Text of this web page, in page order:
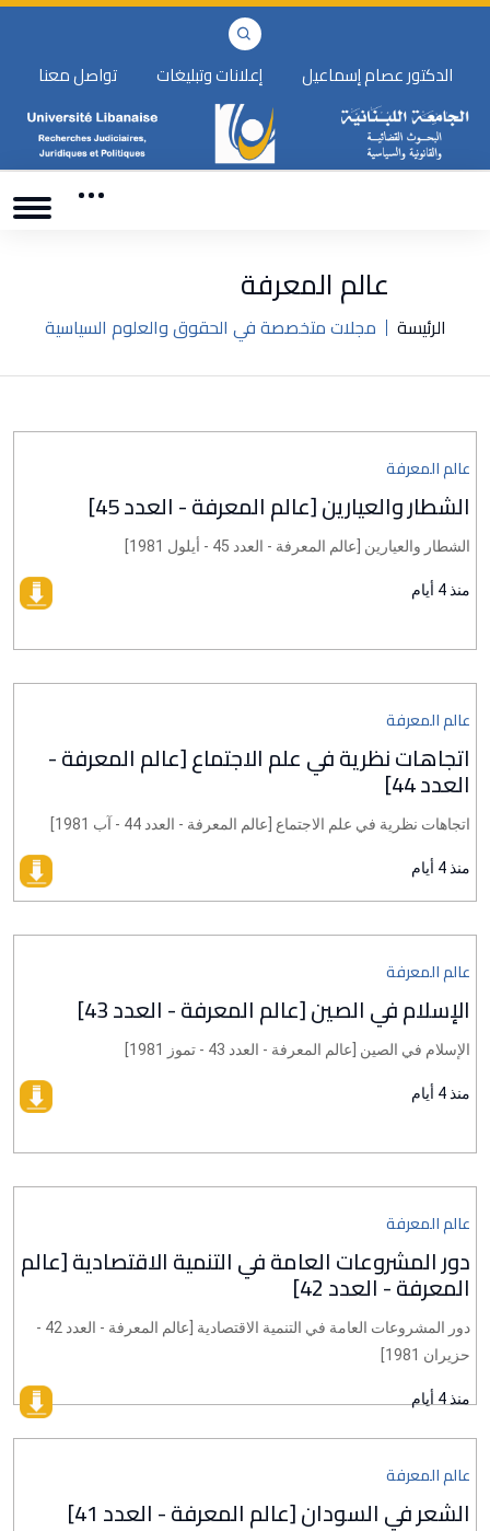
الدكتور عصام إسماعيل إعلانات وتبليغات تواصل معنا
عالم المعرفة
الرئيسة مجلات متخصصة في الحقوق والعلوم السياسية
عالم المعرفة
الشطار والعيارين [عالم المعرفة - العدد 45]
الشطار والعيارين [عالم المعرفة - العدد 45 - أيلول 1981]
منذ 4 أيام
عالم المعرفة
اتجاهات نظرية في علم الاجتماع [عالم المعرفة -
العدد 44]
اتجاهات نظرية في علم الاجتماع [عالم المعرفة - العدد 44 - آب 1981]
منذ 4 أيام
عالم المعرفة
الإسلام في الصين [عالم المعرفة - العدد 43]
الإسلام في الصين [عالم المعرفة - العدد 43 - تموز 1981]
منذ 4 أيام
عالم المعرفة
دور المشروعات العامة في التنمية الاقتصادية [عالم
المعرفة - العدد 42]
دور المشروعات العامة في التنمية الاقتصادية [عالم المعرفة - العدد 42 -
حزيران 1981]
منذ 4 أيام
عالم المعرفة
الشعر في السودان [عالم المعرفة - العدد 41]